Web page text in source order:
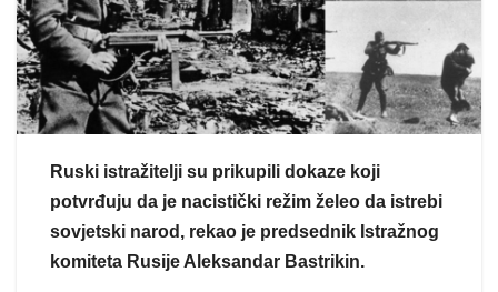
Ruski istražitelji su prikupili dokaze koji
potvrđuju da je nacistički režim želeo da istrebi
sovjetski narod, rekao je predsednik Istražnog
komiteta Rusije Aleksandar Bastrikin.